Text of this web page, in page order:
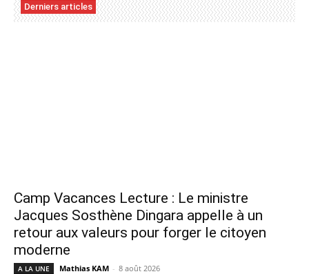
Derniers articles
Camp Vacances Lecture : Le ministre
Jacques Sosthène Dingara appelle à un
retour aux valeurs pour forger le citoyen
moderne
A LA UNE Mathias KAM - 8 août 2026